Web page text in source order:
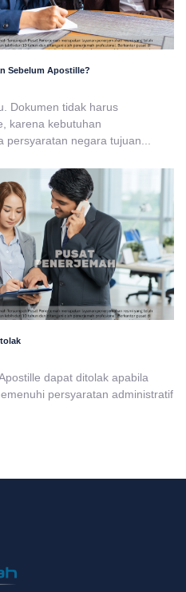
Sebelum Apostille?
Dokumen tidak harus
karena kebutuhan
negara tujuan...
dapat ditolak apabila
persyaratan administratif